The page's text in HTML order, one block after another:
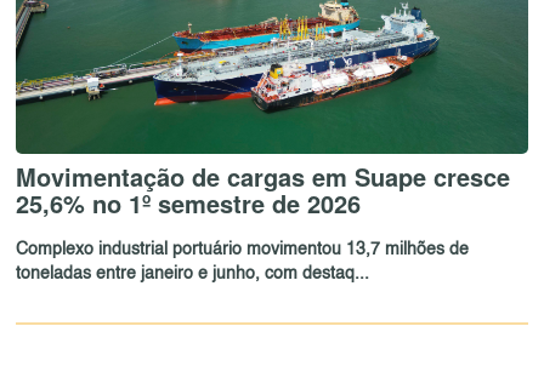
Movimentação de cargas em Suape cresce
25,6% no 1º semestre de 2026
Complexo industrial portuário movimentou 13,7 milhões de
toneladas entre janeiro e junho, com destaq...